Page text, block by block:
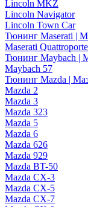
Lincoln MKZ
Lincoln Navigator
Lincoln Town Car
Тюнинг Maserati |
Maserati Quattroporte
Тюнинг Maybach |
Maybach 57
Тюнинг Mazda |
Mazda 2
Mazda 3
Mazda 323
Mazda 5
Mazda 6
Mazda 626
Mazda 929
Mazda BT-50
Mazda CX-3
Mazda CX-5
Mazda CX-7